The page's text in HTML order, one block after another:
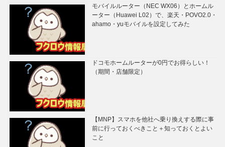
モバイルルーター（NEC WX06）とホームル
ーター（Huawei L02）で、楽天・POVO2.0・
ahamo・yuモバイルを設定してみた
ドコモホームルーターが0円でお得らしい！
（期間・店舗限定）
【MNP】スマホを他社へ乗り換えする際に事
前に行っておくべきこと＋知っておくとよい
こと